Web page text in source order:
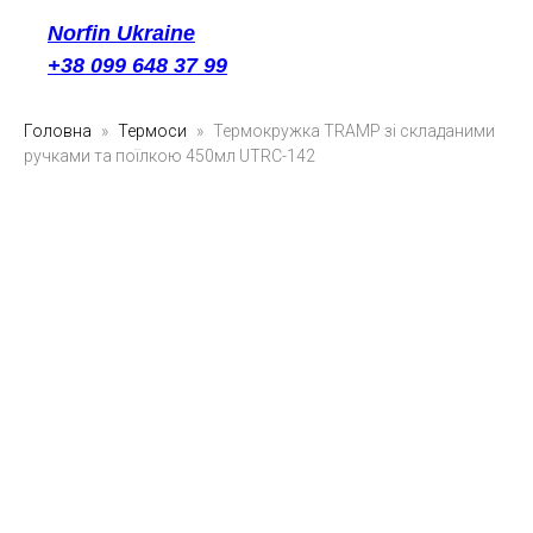
Norfin Ukraine
+38 099 648 37 99
Головна Термоси
Термокружка TRAMP зі складаними
ручками та поїлкою 450мл UTRC-142